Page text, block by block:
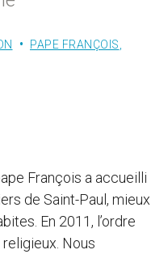
PAPE FRANÇOIS,
François a accueilli
de Saint-Paul, mieux
En 2011, l’ordre
Nous